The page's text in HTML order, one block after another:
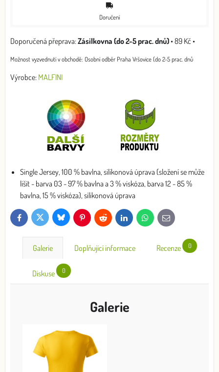
Doručení
Zásilkovna (do 2-5 prac. dnů)•89 Kč •
Osobní odběr Praha Vršovice (do 2-5 prac. dnů
Výrobce: MALFINI
Single Jersey, 100 % bavlna, silikonová úprava (složení se může
lišit - barva 03 - 97 % bavlna a 3 % viskóza, barva 12 - 85 %
bavlna, 15 % viskóza), silikonová úprava
FacebookTwitter Bluesky PinterestReddit LinkedInWhatsApp
E-
mail
Galerie Doplňující informace Recenze 0
Diskuse 0
Galerie